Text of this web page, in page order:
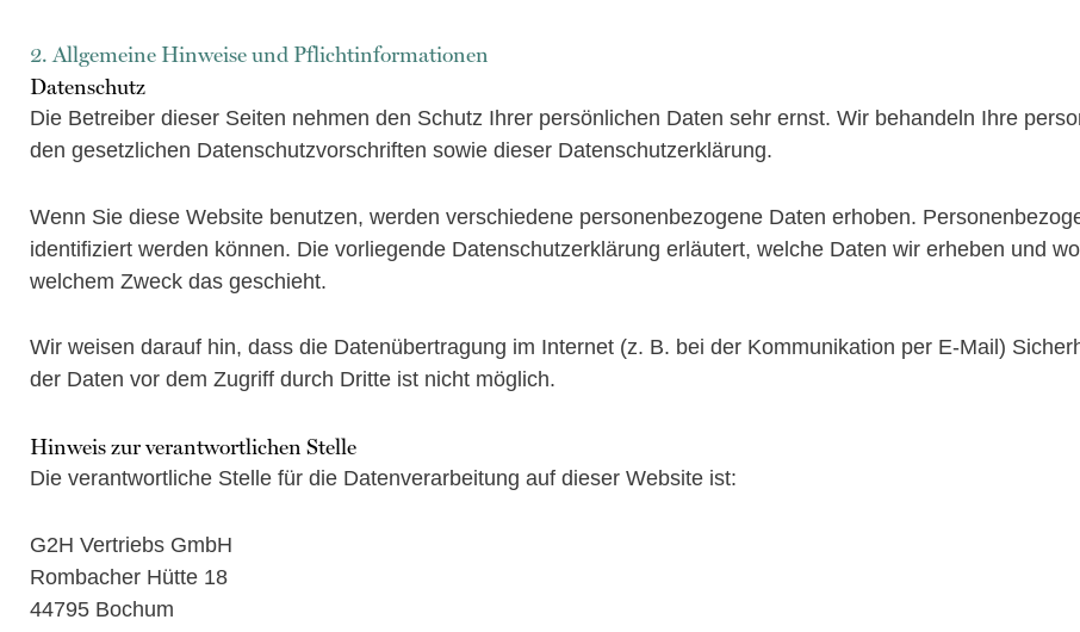
2. Allgemeine Hinweise und Pflicht­informationen
Datenschutz
Die Betreiber dieser Seiten nehmen den Schutz Ihrer persönlichen Daten sehr ernst. Wir behandeln Ihre
den gesetzlichen Datenschutzvorschriften sowie dieser Datenschutzerklärung.
Wenn Sie diese Website benutzen, werden verschiedene personenbezogene Daten erhoben.
identifiziert werden können. Die vorliegende Datenschutzerklärung erläutert, welche Daten wir erheben und
welchem Zweck das geschieht.
Wir weisen darauf hin, dass die Datenübertragung im Internet (z. B. bei der Kommunikation per E-Mail)
der Daten vor dem Zugriff durch Dritte ist nicht möglich.
Hinweis zur verantwortlichen Stelle
Die verantwortliche Stelle für die Datenverarbeitung auf dieser Website ist:
G2H Vertriebs GmbH
Rombacher Hütte 18
44795 Bochum